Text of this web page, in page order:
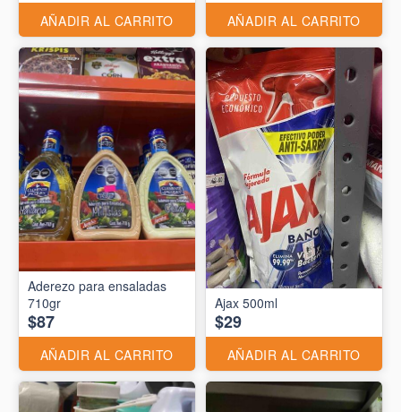
AÑADIR AL CARRITO AÑADIR AL CARRITO
Aderezo para ensaladas
710gr
$87
AÑADIR AL CARRITO
Ajax 500ml
$29
AÑADIR AL CARRITO